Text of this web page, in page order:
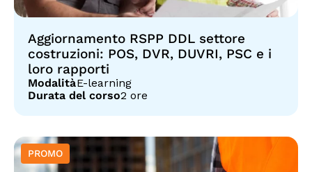
Aggiornamento RSPP DDL settore
costruzioni: POS, DVR, DUVRI, PSC e i
loro rapporti
ModalitàE-learning
Durata del corso2 ore